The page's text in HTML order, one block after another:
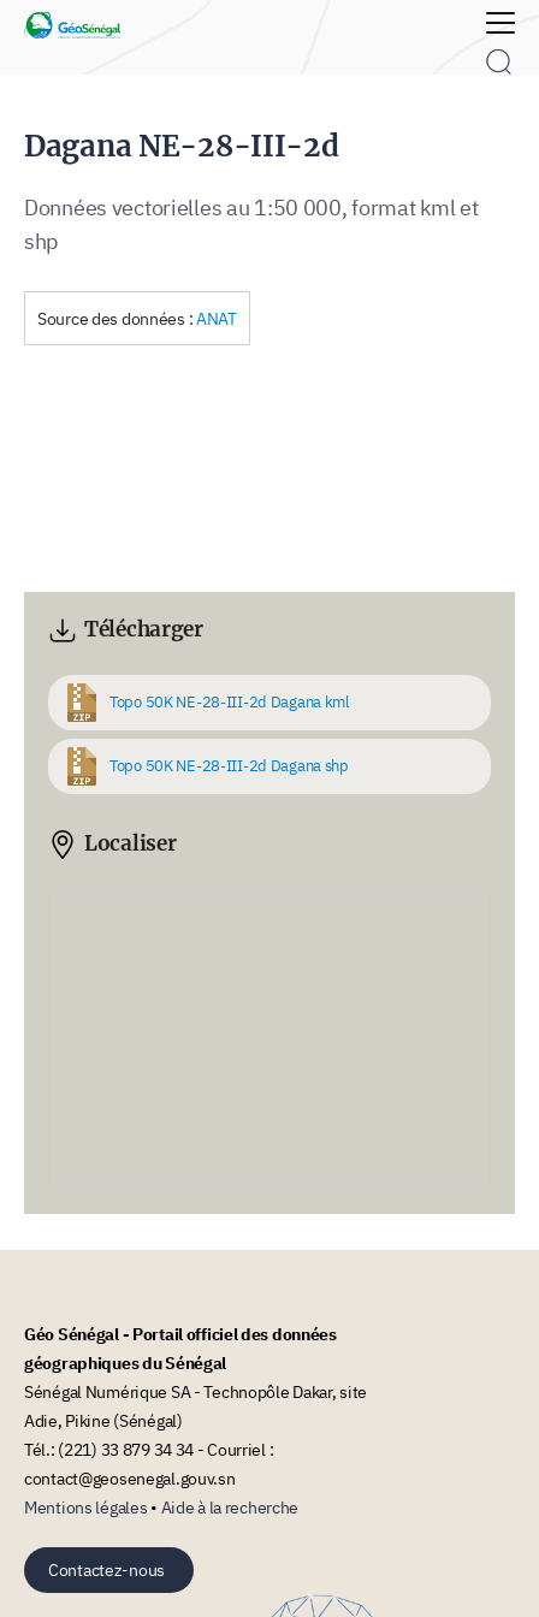
Rechercher :
Dagana NE-28-III-2d
Données vectorielles au 1:50 000, format kml et
shp
Source des données :ANAT
Télécharger
Topo 50K NE-28-III-2d Dagana kml
Topo 50K NE-28-III-2d Dagana shp
Localiser
Géo Sénégal - Portail officiel des données
géographiques du Sénégal
Sénégal Numérique SA - Technopôle Dakar, site
Adie, Pikine (Sénégal)
Tél.: (221) 33 879 34 34 - Courriel :
contact@geosenegal.gouv.sn
Mentions légales • Aide à la recherche
Contactez-nous